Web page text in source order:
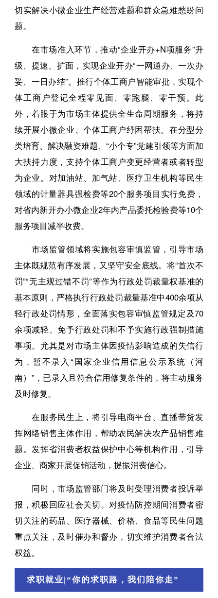
切实解决小微企业生产经营难题和群众急难愁盼问
题。
在市场准入环节，推动“企业开办+N项服务”升
级、提速、扩面，实现企业开办“一网通办、一次办
妥、一日办结”。推行个体工商户智能审批，实现个
体工商户登记全程零见面、零跑腿、零干预。此
外，着眼于为市场主体提供全生命周期服务，将持
续开展小微企业、个体工商户纾困帮扶。在分型分
类培育、解决融资难题、“小个专”党建引领等方面加
大扶持力度，支持个体工商户变更经营者或者转型
为企业。对加油站、加气站、医疗卫生机构等民生
领域的计量器具强检费等20个服务项目实行免费，
对省内新开办小微企业2年内产品委托检验费等10个
服务项目减半收费。
市场监管领域将实施包容审慎监管，引导市场
主体既规范有序发展，又坚守安全底线。将“首次不
罚”“无主观过错不罚”等作为行政处罚裁量权基准的
基本原则，严格执行行政处罚裁量基准中400余项从
轻行政处罚情形，全面落实包容审慎监管规定及70
余项减轻、免予行政处罚和不予实施行政强制措施
事项。尤其是对市场主体因疫情影响造成的失信行
为，暂不录入“国家企业信用信息公示系统（河
南）”，已录入且符合信用修复条件的，将主动服务
及时修复。
在服务民生上，将引导电商平台、直播带货发
挥网络销售主体作用，帮助农民解决农产品销售难
题。发挥省消费者权益保护中心等机构作用，引导
企业、商家开展促销活动，提振消费信心。
同时，市场监管部门将及时受理消费者投诉举
报，积极回应社会关切。对疫情防控期间消费者密
切关注的药品、医疗器械、价格、食品等民生问题
重点关注，及时催办和督办，切实维护消费者合法
权益。
求职就业|“你的求职路，我们陪你走”